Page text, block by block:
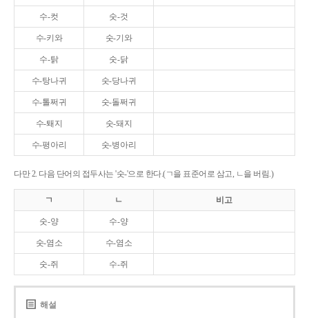
수-컷 숫-것
수-키와 숫-기와
수-탉 숫-닭
수-탕나귀 숫-당나귀
수-톨쩌귀 숫-돌쩌귀
수-퇘지 숫-돼지
수-평아리 숫-병아리
다만 2. 다음 단어의 접두사는 '숫-'으로 한다.(ㄱ을 표준어로 삼고, ㄴ을 버림.)
ㄱ ㄴ 비고
숫-양 수-양
숫-염소 수-염소
숫-쥐 수-쥐
해설